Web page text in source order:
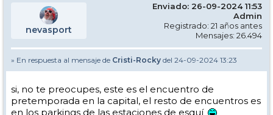
nevasport
Enviado: 26-09-2024 11:53
Admin
Registrado: 21 años antes
Mensajes: 26.494
» En respuesta al mensaje de Cristi-Rocky del 24-09-2024 13:23
si, no te preocupes, este es el encuentro de
pretemporada en la capital, el resto de encuentros es
en los parkings de las estaciones de esquí